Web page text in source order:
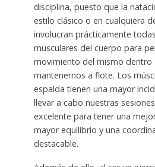
disciplina, puesto que la
estilo clásico o en cualquiera
involucran prácticamente
musculares del cuerpo para
movimiento del mismo dentro
mantenernos a flote. Los
espalda tienen una mayor
llevar a cabo nuestras
excelente para tener una
mayor equilibrio y una
destacable.